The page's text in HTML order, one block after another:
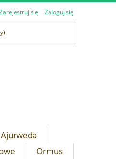
Zarejestruj się Zaloguj się
Ajurweda
Ormus